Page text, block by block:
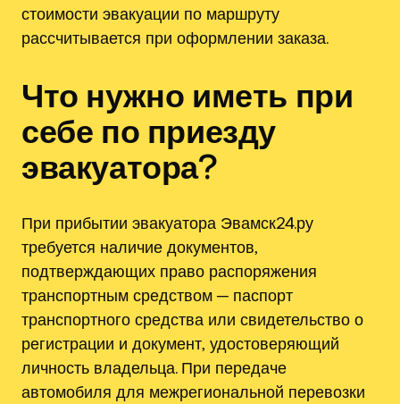
стоимости эвакуации по маршруту
рассчитывается при оформлении заказа.
Что нужно иметь при
себе по приезду
эвакуатора?
При прибытии эвакуатора Эвамск24.ру
требуется наличие документов‚
подтверждающих право распоряжения
транспортным средством ─ паспорт
транспортного средства или свидетельство о
регистрации и документ‚ удостоверяющий
личность владельца. При передаче
автомобиля для межрегиональной перевозки